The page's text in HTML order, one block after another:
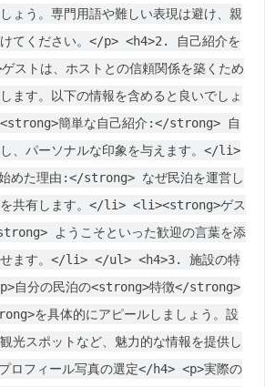
ょう。専門用語や難しい表現は避け、親
けてください。</p> <h4>2. 自己紹介を
ストは、ホストとの信頼関係を築くため
ます。以下の情報を含めると良いでしょ
簡単な自己紹介:</strong> 自
、パーソナルな印象を与えます。</li>
めた理由:</strong> なぜ民泊を運営し
を共有します。</li> <li><strong>ゲス
ようこそといった歓迎の言葉を添
せます。</li> </ul> <h4>3. 施設の特
自分の民泊の<strong>特徴</strong>
を具体的にアピールしましょう。設
光スポットなど、魅力的な情報を提供し
ロフィール写真の選定</h4> <p>実際の